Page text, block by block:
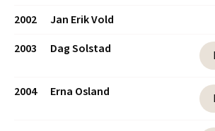
2002
Jan Erik Vold
2003
Dag Solstad
2004 Erna Osland